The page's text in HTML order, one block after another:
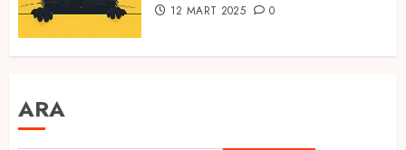
12 MART 2025 0
ARA